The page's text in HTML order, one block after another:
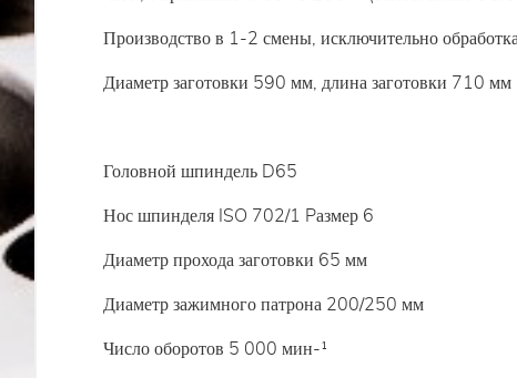
Производство в 1-2 смены, исключительно
Диаметр заготовки 590 мм, длина заготовки 710 мм
Головной шпиндель D65
Нос шпинделя ISO 702/1 Pазмер 6
Диаметр прохода заготовки 65 мм
Диаметр зажимного патрона 200/250 мм
Число оборотов 5 000 мин-¹